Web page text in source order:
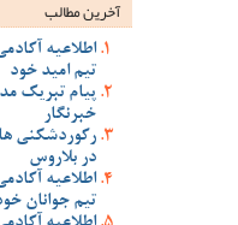
آخرین مطالب
اطلاعیه
تیم امید خود
پیام تبریک
خبرنگار
رکوردشکنی
در بلاروس
اطلاعیه
تیم جوانان